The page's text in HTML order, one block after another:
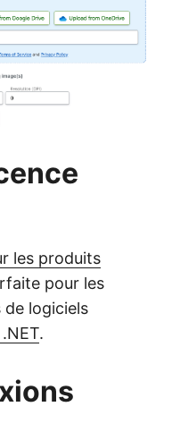
les produits
pour les
de logiciels
.